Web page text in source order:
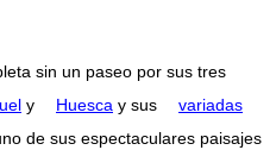
sin un paseo por sus tres
y Huesca y sus
variadas
de sus espectaculares paisajes